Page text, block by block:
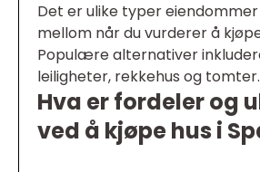
Det er ulike typer
mellom når du vurderer å
Populære alternativer
leiligheter, rekkehus og tomter.
Hva er fordeler og
ved å kjøpe hus i